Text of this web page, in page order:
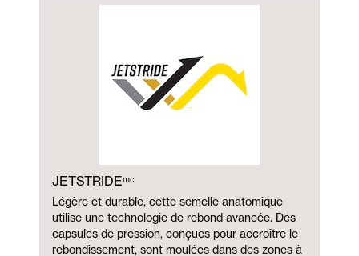
JETSTRIDEᵐᶜ
Légère et durable, cette semelle anatomique
utilise une technologie de rebond avancée. Des
capsules de pression, conçues pour accroître le
rebondissement, sont moulées dans des zones à